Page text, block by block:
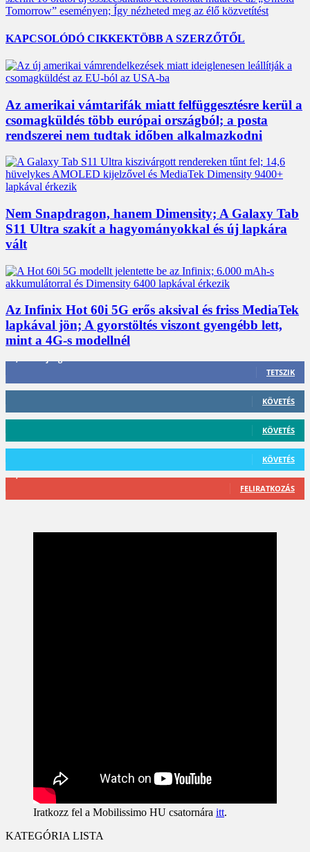
Tomorrow” eseményen; Így nézheted meg az élő közvetítést
KAPCSOLÓDÓ CIKKEKTÖBB A SZERZŐTŐL
Az amerikai vámtarifák miatt felfüggesztésre kerül a
csomagküldés több európai országból; a posta
rendszerei nem tudtak időben alkalmazkodni
Nem Snapdragon, hanem Dimensity; A Galaxy Tab
S11 Ultra szakít a hagyományokkal és új lapkára
vált
Az Infinix Hot 60i 5G erős aksival és friss MediaTek
lapkával jön; A gyorstöltés viszont gyengébb lett,
mint a 4G-s modellnél
TETSZIK
KÖVETÉS
KÖVETÉS
KÖVETÉS
FELIRATKOZÁS
Iratkozz fel a Mobilissimo HU csatornára itt.
KATEGÓRIA LISTA